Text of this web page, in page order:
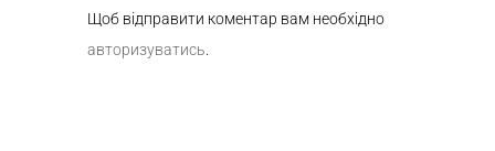
Щоб відправити коментар вам необхідно
авторизуватись